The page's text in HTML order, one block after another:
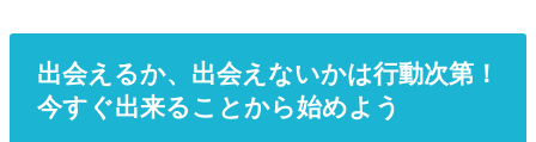
出会えるか、出会えないかは行動次第！
今すぐ出来ることから始めよう